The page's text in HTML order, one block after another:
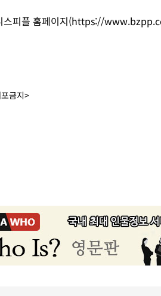
스피플 홈페이지(https://
금지>